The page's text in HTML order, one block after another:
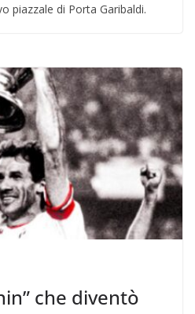
piazzale di Porta Garibaldi.
che diventò